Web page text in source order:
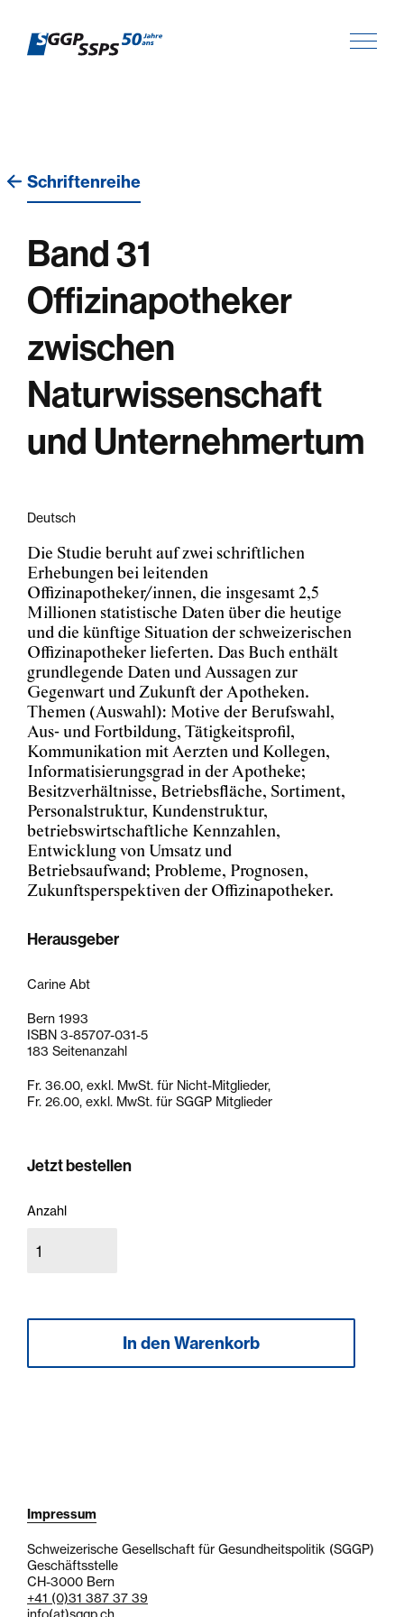
Schriftenreihe
Band 31
Offizinapotheker
zwischen
Naturwissenschaft
und Unternehmertum
Deutsch
Die Studie beruht auf zwei schriftlichen
Erhebungen bei leitenden
Offizinapotheker/innen, die insgesamt 2,5
Millionen statistische Daten über die heutige
und die künftige Situation der schweizerischen
Offizinapotheker lieferten. Das Buch enthält
grundlegende Daten und Aussagen zur
Gegenwart und Zukunft der Apotheken.
Themen (Auswahl): Motive der Berufswahl,
Aus- und Fortbildung, Tätigkeitsprofil,
Kommunikation mit Aerzten und Kollegen,
Informatisierungsgrad in der Apotheke;
Besitzverhältnisse, Betriebsfläche, Sortiment,
Personalstruktur, Kundenstruktur,
betriebswirtschaftliche Kennzahlen,
Entwicklung von Umsatz und
Betriebsaufwand; Probleme, Prognosen,
Zukunftsperspektiven der Offizinapotheker.
Herausgeber
Carine Abt
Bern 1993
ISBN 3-85707-031-5
183 Seitenanzahl
Fr. 36.00, exkl. MwSt. für Nicht-Mitglieder,
Fr. 26.00, exkl. MwSt. für SGGP Mitglieder
Jetzt bestellen
Anzahl
Impressum
Schweizerische Gesellschaft für Gesundheitspolitik (SGGP)
Geschäftsstelle
CH-3000 Bern
+41 (0)31 387 37 39